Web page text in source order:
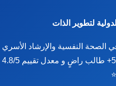
لتطوير الذات
النفسية والإرشاد الأسري
والتنمية البشرية. مع أكثر من 5000+ طالب راضٍ و معدل تقييم 4.8/5
⭐